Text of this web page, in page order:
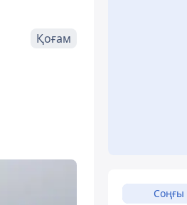
Қоғам
Соңғы